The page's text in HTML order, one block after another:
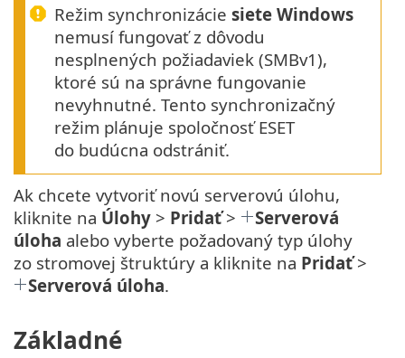
Režim synchronizácie siete Windows
nemusí fungovať z dôvodu
nesplnených požiadaviek (SMBv1),
ktoré sú na správne fungovanie
nevyhnutné. Tento synchronizačný
režim plánuje spoločnosť ESET
do budúcna odstrániť.
Ak chcete vytvoriť novú serverovú úlohu,
kliknite na Úlohy > Pridať>
Serverová
úloha alebo vyberte požadovaný typ úlohy
zo stromovej štruktúry a kliknite na Pridať>
Serverová úloha.
Základné